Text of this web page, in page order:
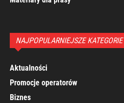
NAJPOPULARNIEJSZE KATEGORIE
Aktualności
Promocje operatorów
Biznes